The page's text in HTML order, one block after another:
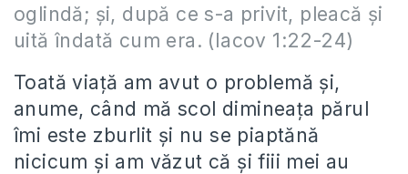
oglindă; și, după ce s-a privit, pleacă și
uită îndată cum era. (Iacov 1:22-24)
Toată viață am avut o problemă și,
anume, când mă scol dimineața părul
îmi este zburlit și nu se piaptănă
nicicum și am văzut că și fiii mei au